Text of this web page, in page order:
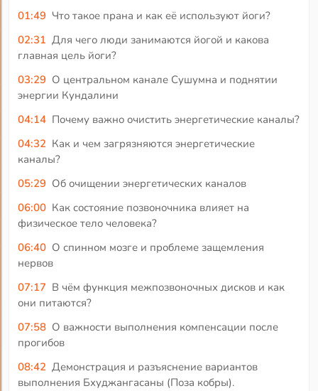
01:49 Что такое прана и как её используют йоги?
02:31 Для чего люди занимаются йогой и какова
главная цель йоги?
03:29 О центральном канале Сушумна и поднятии
энергии Кундалини
04:14 Почему важно очистить энергетические каналы?
04:32 Как и чем загрязняются энергетические
каналы?
05:29 Об очищении энергетических каналов
06:00 Как состояние позвоночника влияет на
физическое тело человека?
06:40 О спинном мозге и проблеме защемления
нервов
07:17 В чём функция межпозвоночных дисков и как
они питаются?
07:58 О важности выполнения компенсации после
прогибов
08:42 Демонстрация и разъяснение вариантов
выполнения Бхуджангасаны (Поза кобры).